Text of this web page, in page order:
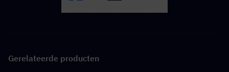
Gerelateerde producten